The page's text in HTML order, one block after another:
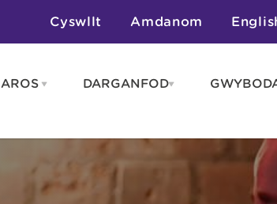
Cyswllt Amdanom
AROS Open
Hunan Arlwyo
Carafanau a Gwersylla
Rhagor o Leoedd
DARGANFODOpen